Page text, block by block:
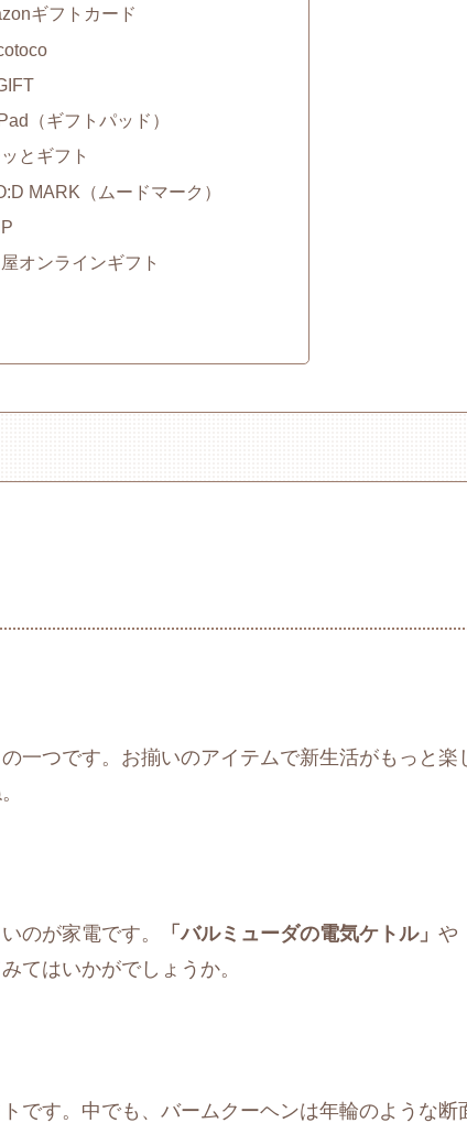
ギフトカード
（ギフトパッド）
とギフト
MARK（ムードマーク）
オンラインギフト
一つです。お揃いのアイテムで新生活がもっと
のが家電です。 「バルミューダの電気ケトル」 や
てはいかがでしょうか。
です。中でも、バームクーヘンは年輪のような